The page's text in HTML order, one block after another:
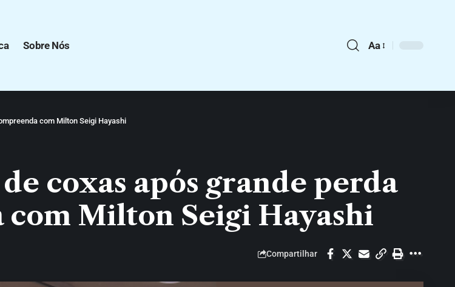
Sobre Nós Aa
com Milton Seigi Hayashi
coxas após grande perda
Milton Seigi Hayashi
Compartilhar